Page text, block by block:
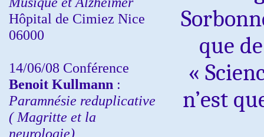
Hôpital de Cimiez Nice
06000
14/06/08 Conférence
Benoit Kullmann :
Paramnésie reduplicative
( Magritte et la
neurologie)
que
«
n’est